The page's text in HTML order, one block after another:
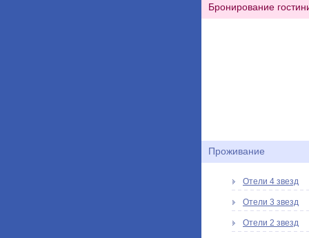
Бронирование
Проживание
Отели 4 звезд
Отели 3 звезд
Отели 2 звезд